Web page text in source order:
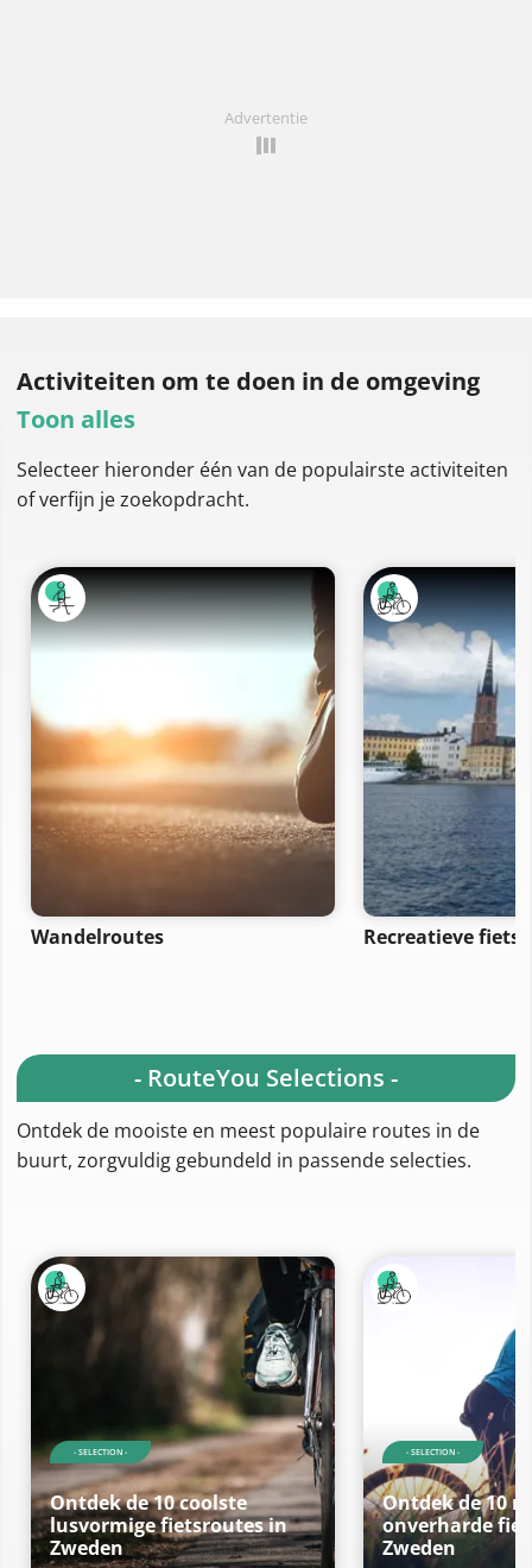
Advertentie
Activiteiten om te doen in de omgeving
Toon alles
Selecteer hieronder één van de populairste activiteiten
of verfijn je zoekopdracht.
Wandelroutes Recreatieve
- RouteYou Selections -
Ontdek de mooiste en meest populaire routes in de
buurt, zorgvuldig gebundeld in passende selecties.
- SELECTION -
Ontdek de 10 coolste
lusvormige fietsroutes in
Zweden
- SELECTION -
Ontdek de 10
onverharde
Zweden